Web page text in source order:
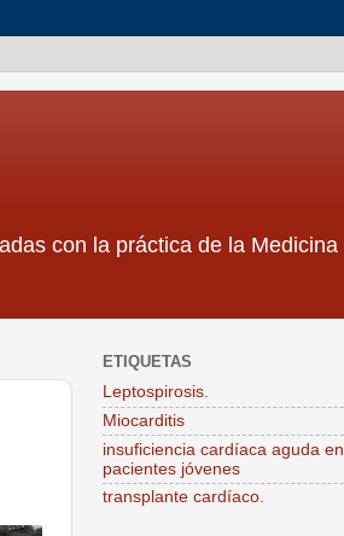
con la práctica de la Medicina
ETIQUETAS
Leptospirosis.
Miocarditis
insuficiencia cardíaca aguda en
pacientes jóvenes
transplante cardíaco.